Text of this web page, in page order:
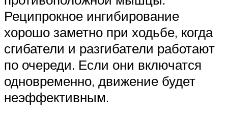
Реципрокное ингибирование
хорошо заметно при ходьбе, когда
сгибатели и разгибатели работают
по очереди. Если они включатся
одновременно, движение будет
неэффективным.